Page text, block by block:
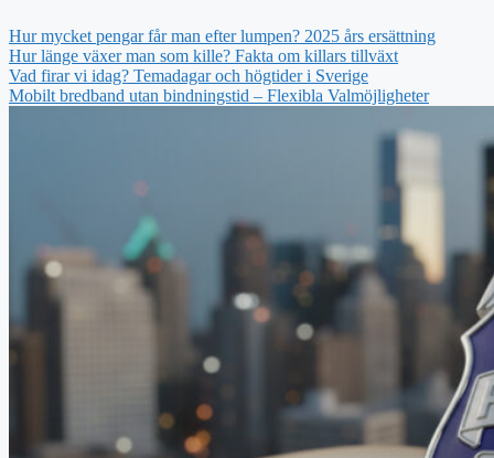
Hur mycket pengar får man efter lumpen? 2025 års ersättning
Hur länge växer man som kille? Fakta om killars tillväxt
Vad firar vi idag? Temadagar och högtider i Sverige
Mobilt bredband utan bindningstid – Flexibla Valmöjligheter